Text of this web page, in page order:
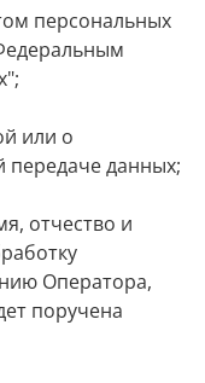
персональных
или о
передаче данных;
отчество и
Оператора,
поручена